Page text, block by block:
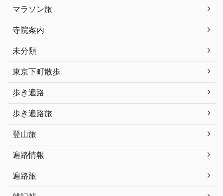
マラソン旅
寺院案内
未分類
東京下町散歩
歩き遍路
歩き遍路旅
登山旅
遍路情報
遍路旅